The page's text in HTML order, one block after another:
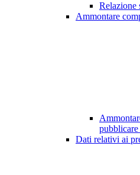
Relazione
Ammontare
Dati relativi ai